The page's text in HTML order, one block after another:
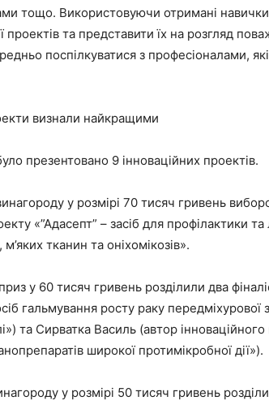
тощо. Використовуючи отримані
проектів та представити їх на розгляд
поспілкуватися з професіоналами,
визнали найкращими
презентовано 9 інноваційних проектів.
у розмірі 70 тисяч гривень
«”Адасепт” – засіб для профілактики та
тканин та оніхомікозів».
у 60 тисяч гривень розділили два
гальмування росту раку
та Сирватка Василь (автор інноваційного
широкої протимікробної дії»).
у розмірі 50 тисяч гривень